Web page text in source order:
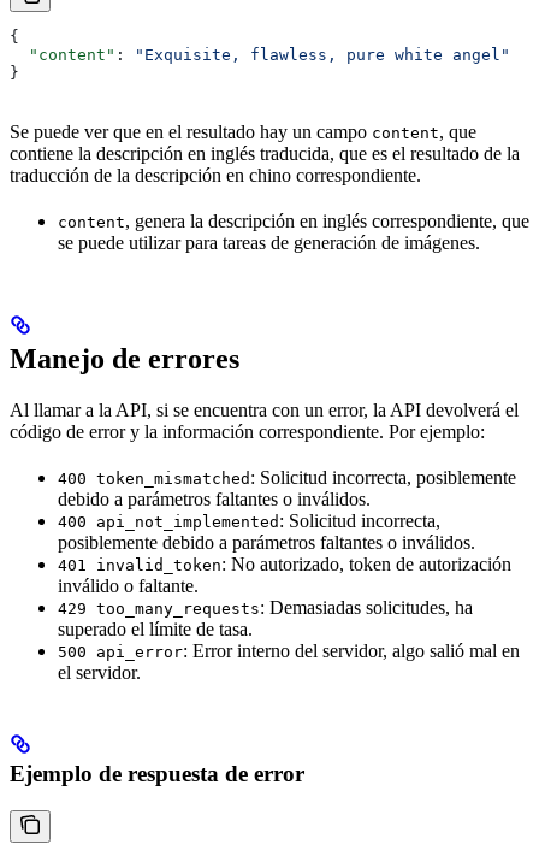
{
  "content"
:
"Exquisite, flawless, pure white angel"
}
Se puede ver que en el resultado hay un campo content, que
contiene la descripción en inglés traducida, que es el resultado de la
traducción de la descripción en chino correspondiente.
content, genera la descripción en inglés correspondiente, que
se puede utilizar para tareas de generación de imágenes.
Manejo de errores
Al llamar a la API, si se encuentra con un error, la API devolverá el
código de error y la información correspondiente. Por ejemplo:
400 token_mismatched : Solicitud incorrecta, posiblemente
debido a parámetros faltantes o inválidos.
400 api_not_implemented : Solicitud incorrecta,
posiblemente debido a parámetros faltantes o inválidos.
401 invalid_token: No autorizado, token de autorización
inválido o faltante.
429 too_many_requests: Demasiadas solicitudes, ha
superado el límite de tasa.
500 api_error: Error interno del servidor, algo salió mal en
el servidor.
Ejemplo de respuesta de error